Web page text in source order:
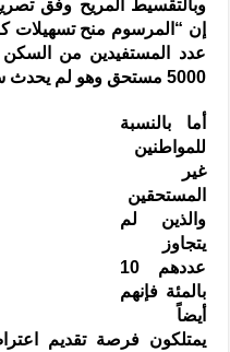
وبالتقسيط المريح وفق
إن “المرسوم منح تسهيلات
5000 مستحق وهو لم يحدث سابقا”.
أما بالنسبة
للمواطنين
غير
المستحقين
والذين لم
يتجاوز
عددهم 10
بالمئة فإنهم
أيضاً